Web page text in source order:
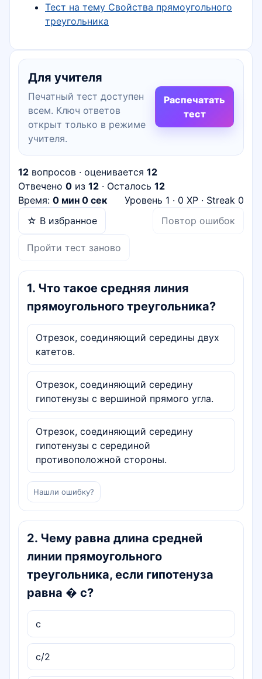
Тест на тему Свойства прямоугольного
треугольника
Для учителя
Печатный тест доступен
всем. Ключ ответов
открыт только в режиме
учителя.
Распечатать
тест
12 вопросов · оценивается 12
Отвечено 0 из 12 · Осталось 12
Время: 0 мин 0 сек Уровень 1 · 0 XP · Streak 0
☆ В избранное
Повтор ошибок
Пройти тест заново
1. Что такое средняя линия
прямоугольного треугольника?
Отрезок, соединяющий середины двух
катетов.
Отрезок, соединяющий середину
гипотенузы с вершиной прямого угла.
Отрезок, соединяющий середину
гипотенузы с серединой
противоположной стороны.
Нашли ошибку?
2. Чему равна длина средней
линии прямоугольного
треугольника, если гипотенуза
равна � c?
c
c/2